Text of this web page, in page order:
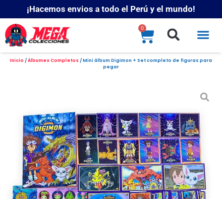
¡Hacemos envios a todo el Perú y el mundo!
0
Inicio /Álbumes Completos / Mini álbum Digimon + Set completo de figuras para
pegar